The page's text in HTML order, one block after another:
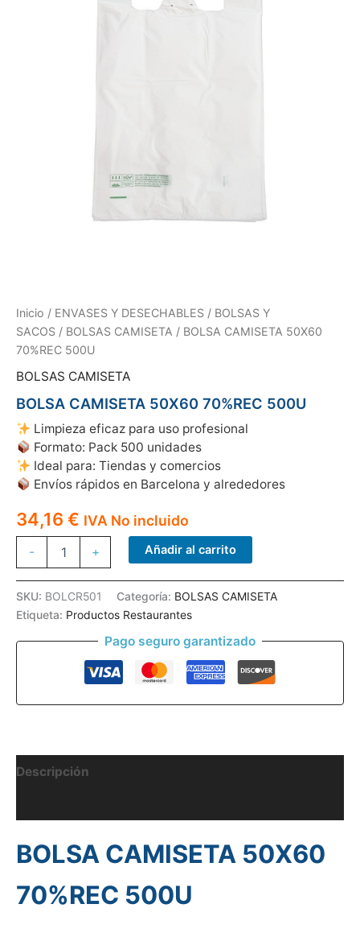
Inicio / ENVASES Y DESECHABLES / BOLSAS Y
SACOS / BOLSAS CAMISETA / BOLSA CAMISETA 50X60
70%REC 500U
BOLSAS CAMISETA
BOLSA CAMISETA 50X60 70%REC 500U
Limpieza eficaz para uso profesional
Formato: Pack 500 unidades
Ideal para: Tiendas y comercios
Envíos rápidos en Barcelona y alrededores
34,16 € IVA No incluido
-
CAMISETA
70%REC
500U
cantidad
+ Añadir al carrito
SKU: BOLCR501 Categoría: BOLSAS CAMISETA
Etiqueta: Productos Restaurantes
Pago seguro garantizado
Descripción
BOLSA CAMISETA 50X60
70%REC 500U